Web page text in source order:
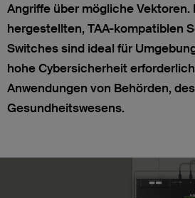
Angriffe über mögliche Vektoren.
hergestellten, TAA-kompatiblen
Switches sind ideal für
hohe Cybersicherheit
Anwendungen von Behörden,
Gesundheitswesens.